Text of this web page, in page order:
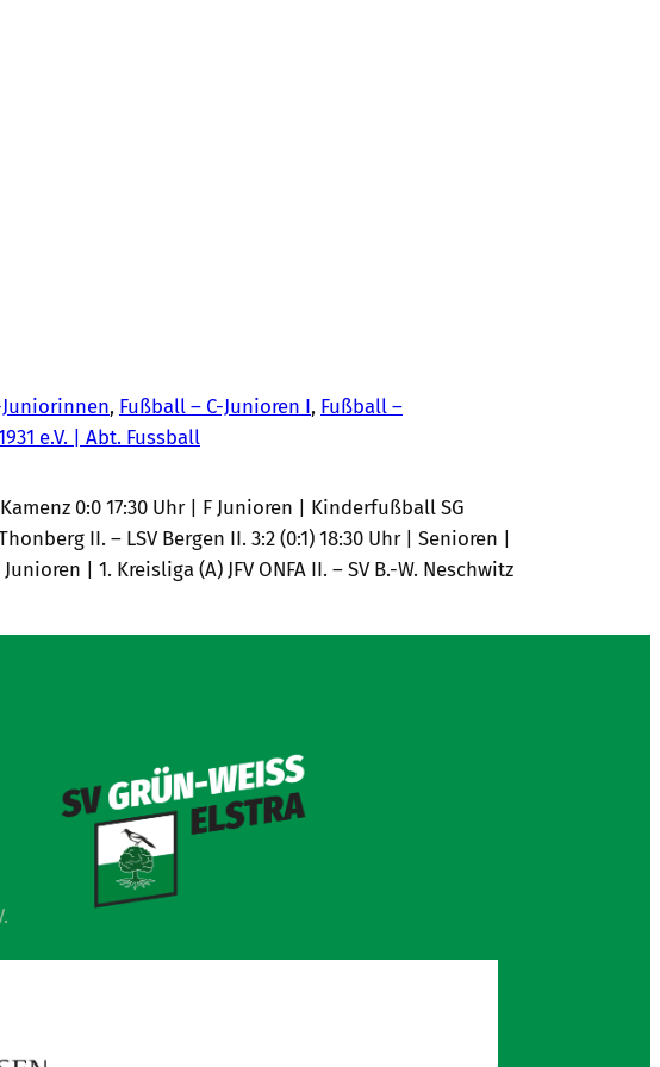
, Fußball – C-Junioren I, Fußball –
e.V. | Abt. Fussball
0:0 17:30 Uhr | F Junioren | Kinderfußball SG
II. – LSV Bergen II. 3:2 (0:1) 18:30 Uhr | Senioren |
| 1. Kreisliga (A) JFV ONFA II. – SV B.-W. Neschwitz